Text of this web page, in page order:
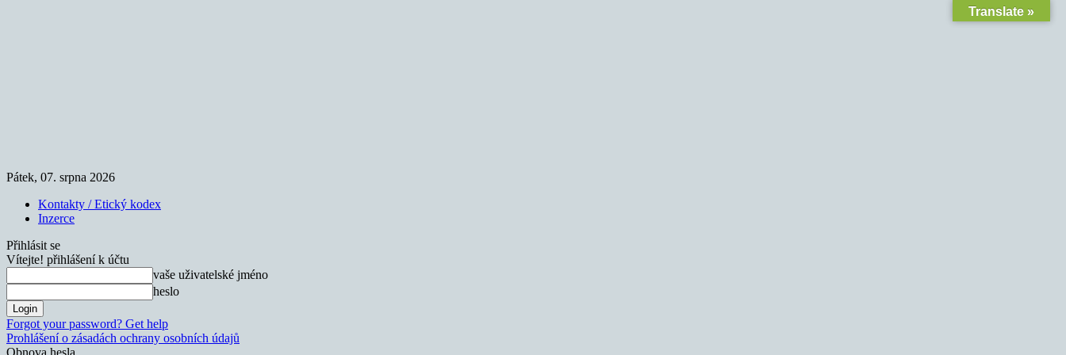
Pátek, 07. srpna 2026
Kontakty / Etický kodex
Inzerce
Přihlásit se
Vítejte! přihlášení k účtu
vaše uživatelské jméno
heslo
Forgot your password? Get help
Prohlášení o zásadách ochrany osobních údajů
Obnova hesla
Translate »